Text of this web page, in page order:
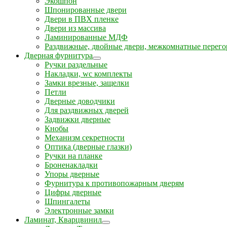
Шпонированные двери
Двери в ПВХ пленке
Двери из массива
Ламинированные МДФ
Раздвижные, двойные двери, межкомнатные
Дверная фурнитура
Ручки раздельные
Накладки, wc комплекты
Замки врезные, защелки
Петли
Дверные доводчики
Для раздвижных дверей
Задвижки дверные
Кнобы
Механизм секретности
Оптика (дверные глазки)
Ручки на планке
Броненакладки
Упоры дверные
Фурнитура к противопожарным дверям
Цифры дверные
Шпингалеты
Электронные замки
Ламинат, Кварцвинил